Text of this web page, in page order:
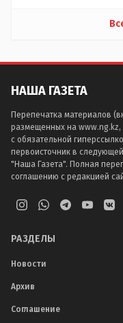
НАША ГАЗЕТА
Перепечатка материалов
размещенных на
с обязательной
первоисточник в
"Наша Газета". Полная
соглашению с редакцией
РАЗДЕЛЫ
Новости
Архив
Соглашение